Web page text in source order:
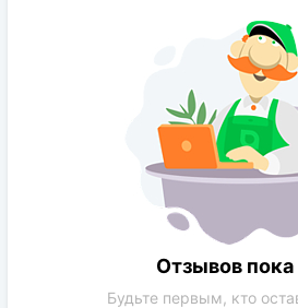
Наличие колючек и шипов:
Кратность плодоношения:
Требования к поливу:
Отзывов пока
Будьте первым, кто